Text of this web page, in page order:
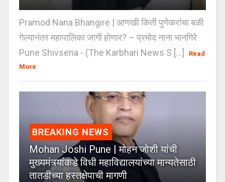
Pramod Nana Bhangire | आणखी किती पुणेकरांचा बळी
गेल्यानंतर महापालिका जागी होणार? – प्रमोद नाना भानगिरे
Pune Shivsena - (The Karbhari News S [...]
Read
More
BREAKING NEWS
Mohan Joshi Pune | मोहन जोशी यांची
मुख्यमंत्र्यांकडे विधी महाविद्यालयांच्या मान्यतेसाठी
तातडीच्या हस्तक्षेपाची मागणी